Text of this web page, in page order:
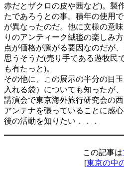
赤だとザクロの皮や茜など)。製
たであろうとの事。積年の使用
が異なったのだ。他に文様の意
りのアンティーク絨毯の楽しみ
点が価格が騰がる要因なのだが
思うそうだ(売り手である遊牧民
も有たっと)。
その他に、この展示の半分の目
入れる袋）についても知ったが、
講演会で東京海外旅行研究会の
アンテナを張っていることに感
後の活動を知りたい．．．
この記事は
[東京の中